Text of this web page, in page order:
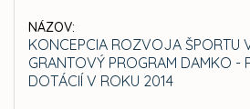
NÁZOV:
KONCEPCIA ROZVOJA ŠPORTU
GRANTOVÝ PROGRAM DAMKO -
DOTÁCIÍ V ROKU 2014